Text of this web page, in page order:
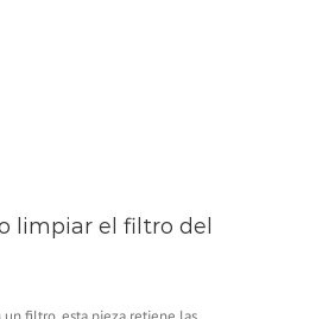
limpiar el filtro del